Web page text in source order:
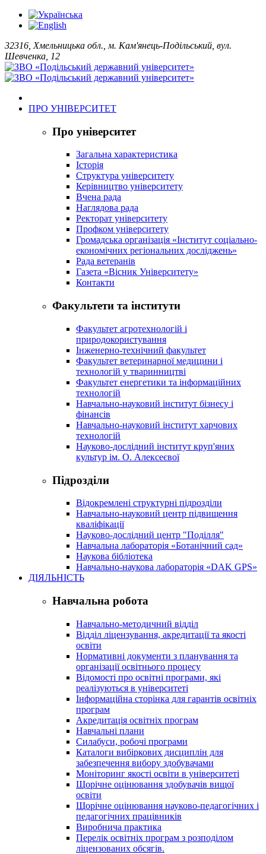
32316, Хмельницька обл., м. Кам'янець-Подільський, вул.
Шевченка, 12
ПРО УНІВЕРСИТЕТ
Про університет
Загальна характеристика
Історія
Структура університету
Керівництво університету
Вчена рада
Наглядова рада
Ректорат університету
Профком університету
Громадська організація «Інститут соціально-
економічних регіональних досліджень»
Рада ветеранів
Газета «Вісник Університету»
Контакти
Факультети та інститути
Факультет агротехнологій і
природокористування
Інженерно-технічний факультет
Факультет ветеринарної медицини і
технологій у тваринництві
Факультет енергетики та інформаційних
технологій
Навчально-науковий інститут бізнесу і
фінансів
Навчально-науковий інститут харчових
технологій
Науково-дослідний інститут круп'яних
культур ім. О. Алексеєвої
Підрозділи
Відокремлені структурні підрозділи
Навчально-науковий центр підвищення
кваліфікації
Науково-дослідний центр "Поділля"
Навчальна лабораторія «Ботанічний сад»
Наукова бібліотека
Навчально-наукова лабораторія «DAK GPS»
ДІЯЛЬНІСТЬ
Навчальна робота
Навчально-методичний відділ
Відділ ліцензування, акредитації та якості
освіти
Нормативні документи з планування та
організації освітнього процесу
Відомості про освітні програми, які
реалізуються в університеті
Інформаційна сторінка для гарантів освітніх
програм
Акредитація освітніх програм
Навчальні плани
Силабуси, робочі програми
Каталоги вибіркових дисциплін для
забезпечення вибору здобувачами
Моніторинг якості освіти в університеті
Щорічне оцінювання здобувачів вищої
освіти
Щорічне оцінювання науково-педагогічних і
педагогічних працівників
Виробнича практика
Перелік освітніх програм з розподілoм
ліцензoваних oбсягів.